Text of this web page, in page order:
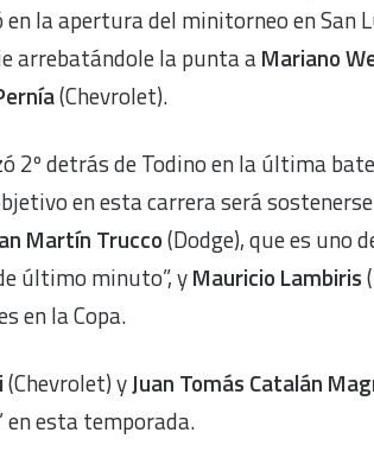
la apertura del minitorneo en San
arrebatándole la punta aMariano
(Chevrolet).
2º detrás de Todino en la última
en esta carrera será
Martín Trucco(Dodge), que es uno
último minuto”, yMauricio Lambiris
en la Copa.
(Chevrolet) yJuan Tomás Catalán
en esta temporada.